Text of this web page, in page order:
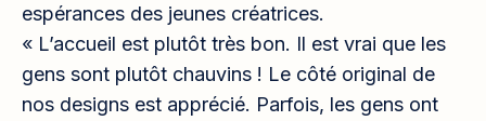
espérances des jeunes créatrices.
« L’accueil est plutôt très bon. Il est vrai que les
gens sont plutôt chauvins ! Le côté original de
nos designs est apprécié. Parfois, les gens ont